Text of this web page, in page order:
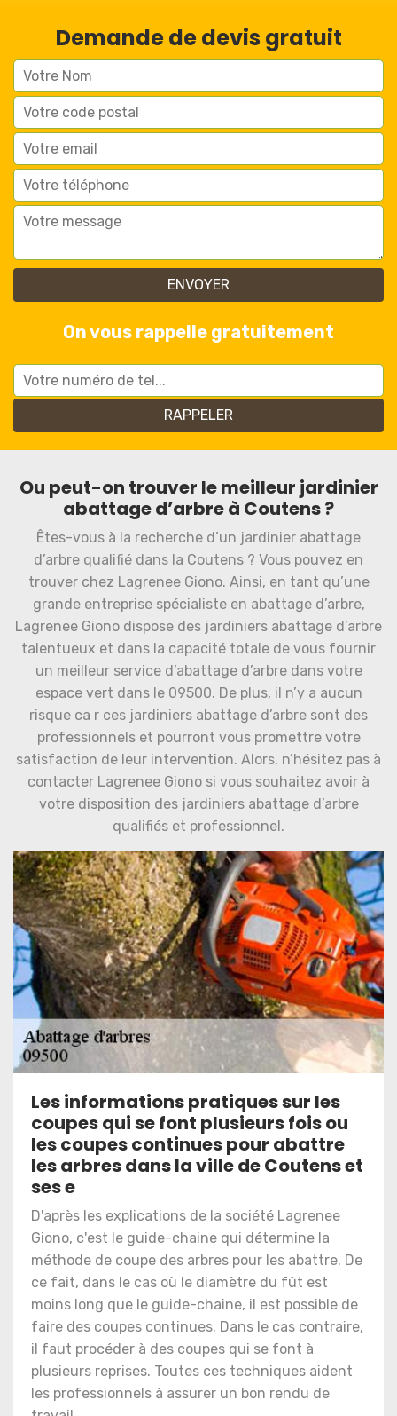
Demande de devis gratuit
On vous rappelle gratuitement
Ou peut-on trouver le meilleur jardinier
abattage d’arbre à Coutens ?
Êtes-vous à la recherche d’un jardinier abattage
d’arbre qualifié dans la Coutens ? Vous pouvez en
trouver chez Lagrenee Giono. Ainsi, en tant qu’une
grande entreprise spécialiste en abattage d’arbre,
Lagrenee Giono dispose des jardiniers abattage d’arbre
talentueux et dans la capacité totale de vous fournir
un meilleur service d’abattage d’arbre dans votre
espace vert dans le 09500. De plus, il n’y a aucun
risque ca r ces jardiniers abattage d’arbre sont des
professionnels et pourront vous promettre votre
satisfaction de leur intervention. Alors, n’hésitez pas à
contacter Lagrenee Giono si vous souhaitez avoir à
votre disposition des jardiniers abattage d’arbre
qualifiés et professionnel.
Les informations pratiques sur les
coupes qui se font plusieurs fois ou
les coupes continues pour abattre
les arbres dans la ville de Coutens et
ses e
D'après les explications de la société Lagrenee
Giono, c'est le guide-chaine qui détermine la
méthode de coupe des arbres pour les abattre. De
ce fait, dans le cas où le diamètre du fût est
moins long que le guide-chaine, il est possible de
faire des coupes continues. Dans le cas contraire,
il faut procéder à des coupes qui se font à
plusieurs reprises. Toutes ces techniques aident
les professionnels à assurer un bon rendu de